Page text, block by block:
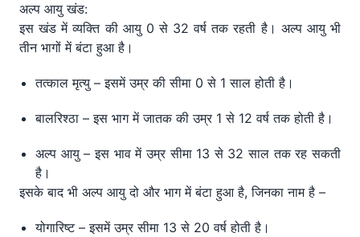
अल्प आयु खंड:
इस खंड में व्यक्ति की आयु 0 से 32 वर्ष तक रहती है। अल्प आयु भी
तीन भागों में बंटा हुआ है।
तत्काल मृत्यु – इसमें उम्र की सीमा 0 से 1 साल होती है।
बालरिश्ठा – इस भाग में जातक की उम्र 1 से 12 वर्ष तक होती है।
अल्प आयु – इस भाव में उम्र सीमा 13 से 32 साल तक रह सकती
है।
इसके बाद भी अल्प आयु दो और भाग में बंटा हुआ है, जिनका नाम है –
योगारिष्ट – इसमें उम्र सीमा 13 से 20 वर्ष होती है।